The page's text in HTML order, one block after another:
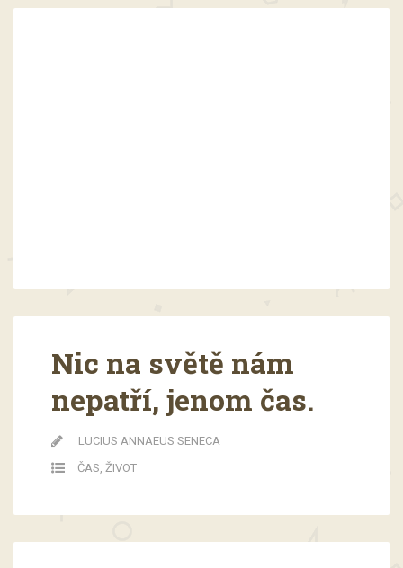
Nic na světě nám
nepatří, jenom čas.
LUCIUS ANNAEUS SENECA
ČAS, ŽIVOT